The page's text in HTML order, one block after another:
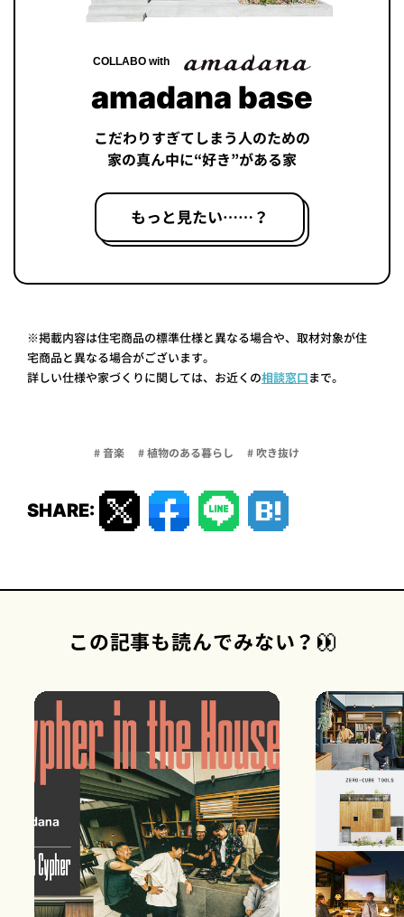
COLLABO with
amadana base
こだわりすぎてしまう人のための
家の真ん中に“好き”がある家
もっと見たい……？
※掲載内容は住宅商品の標準仕様と異なる場合や、取材対象が住
宅商品と異なる場合がございます。
詳しい仕様や家づくりに関しては、お近くの相談窓口まで。
# 音楽 # 植物のある暮らし # 吹き抜け
SHARE:
この記事も読んでみない？